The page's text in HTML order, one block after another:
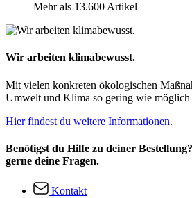
Mehr als 13.600 Artikel
Wir arbeiten klimabewusst.
Mit vielen konkreten ökologischen
Umwelt und Klima so gering wie möglich
Hier findest du weitere Informationen.
Benötigst du Hilfe zu deiner
gerne deine Fragen.
Kontakt